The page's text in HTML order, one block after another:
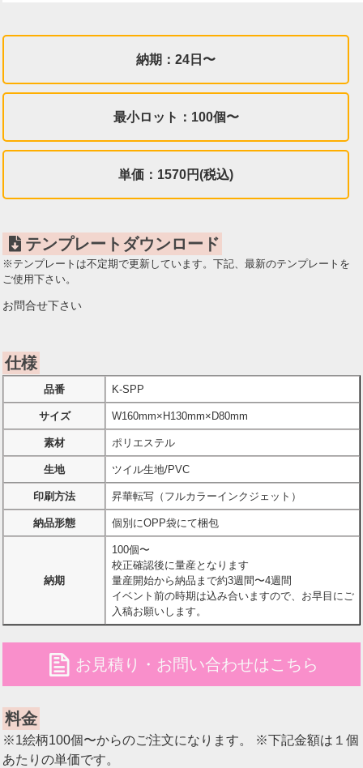
納期：24日〜
最小ロット：100個〜
単価：1570円(税込)
テンプレートダウンロード
※テンプレートは不定期で更新しています。下記、最新のテンプレートを
ご使用下さい。
お問合せ下さい
仕様
品番 K-SPP
サイズ W160mm×H130mm×D80mm
素材 ポリエステル
生地 ツイル生地/PVC
印刷方法 昇華転写（フルカラーインクジェット）
納品形態 個別にOPP袋にて梱包
納期
100個〜
校正確認後に量産となります
量産開始から納品まで約3週間〜4週間
イベント前の時期は込み合いますので、お早目にご
入稿お願いします。
file お見積り・お問い合わせはこちら
料金
※1絵柄100個〜からのご注文になります。 ※下記金額は１個
あたりの単価です。